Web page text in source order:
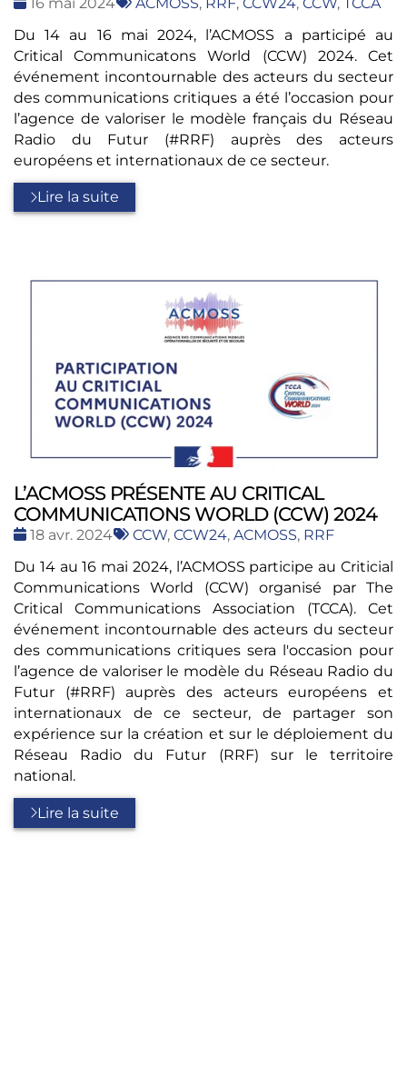
Du 14 au 16 mai 2024, l’ACMOSS a participé au
Critical Communicatons World (CCW) 2024. Cet
événement incontournable des acteurs du secteur
des communications critiques a été l’occasion pour
l’agence de valoriser le modèle français du Réseau
Radio du Futur (#RRF) auprès des acteurs
européens et internationaux de ce secteur.
Lire la suite
L’ACMOSS PRÉSENTE AU CRITICAL
COMMUNICATIONS WORLD (CCW) 2024
Date
18 avr. 2024
Tags
CCW, CCW24, ACMOSS, RRF
Du 14 au 16 mai 2024, l’ACMOSS participe au Criticial
Communications World (CCW) organisé par The
Critical Communications Association (TCCA). Cet
événement incontournable des acteurs du secteur
des communications critiques sera l'occasion pour
l’agence de valoriser le modèle du Réseau Radio du
Futur (#RRF) auprès des acteurs européens et
internationaux de ce secteur, de partager son
expérience sur la création et sur le déploiement du
Réseau Radio du Futur (RRF) sur le territoire
national.
Lire la suite